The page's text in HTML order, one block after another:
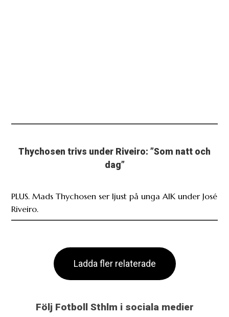
Thychosen trivs under Riveiro: ”Som natt och
dag”
PLUS. Mads Thychosen ser ljust på unga AIK under José
Riveiro.
Ladda fler relaterade
Följ Fotboll Sthlm i sociala medier